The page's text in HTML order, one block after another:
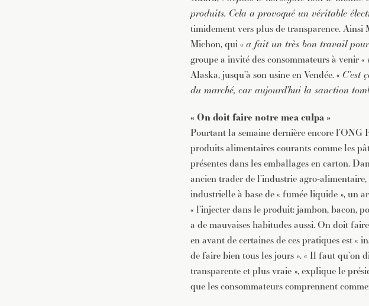
produits. Cela a provoqué un véritable
timidement vers plus de transparence.
Michon, qui « a fait un très bon travail
groupe a invité des consommateurs à venir «
Alaska, jusqu’à son usine en Vendée. «
du marché, car aujourd’hui la sanction
« On doit faire notre mea culpa »
Pourtant la semaine dernière encore
produits alimentaires courants comme les
présentes dans les emballages en carton.
ancien trader de l’industrie agro-
industrielle à base de « fumée liquide », un
« l’injecter dans le produit: jambon, bacon,
a de mauvaises habitudes aussi. On doit
en avant de certaines de ces pratiques est «
de faire bien tous les jours ». « Il faut qu’on
transparente et plus vraie », explique le
que les consommateurs comprennent